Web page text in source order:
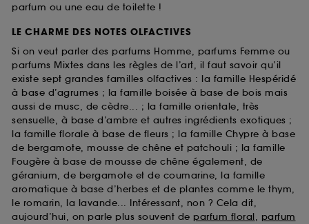
parfum ou une eau de toilette !
LE CHARME DES NOTES OLFACTIVES
Si on veut parler des parfums Homme, parfums Femme ou
parfums Mixtes dans les règles de l’art, il faut savoir qu’il
existe sept grandes familles olfactives : la famille Hespéridé
à base d’agrumes ; la famille boisée à base de bois mais
aussi de musc, de cèdre... ; la famille orientale, très
sensuelle, à base d’ambre et autres ingrédients exotiques ;
la famille florale à base de fleurs ; la famille Chypre à base
de bergamote, mousse de chêne et patchouli ; la famille
Fougère à base de mousse de chêne également, de
géranium, de bergamote et de coumarine, la famille
aromatique à base d’herbes et de plantes comme le thym,
le romarin, la lavande... Intéressant, non ? Cela dit,
aujourd’hui, on parle plus souvent de parfum floral, parfum